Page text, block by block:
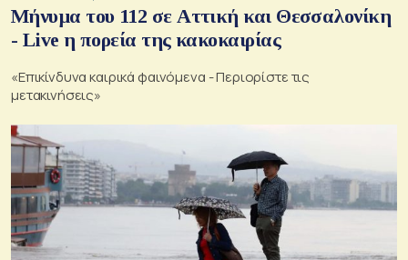
Μήνυμα του 112 σε Αττική και Θεσσαλονίκη
- Live η πορεία της κακοκαιρίας
«Επικίνδυνα καιρικά φαινόμενα - Περιορίστε τις
μετακινήσεις»